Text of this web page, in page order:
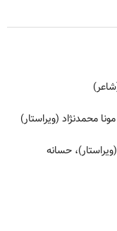
محمدنژاد (ویراستار)
حسانه